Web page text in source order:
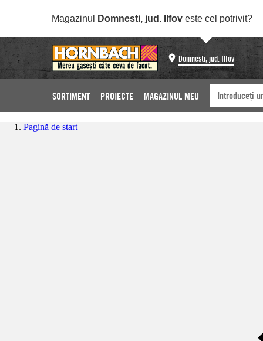
Magazinul Domnesti, jud. Ilfov este cel potrivit?
Domnesti, jud. Ilfov
SORTIMENT PROIECTE MAGAZINUL MEU
Pagină de start